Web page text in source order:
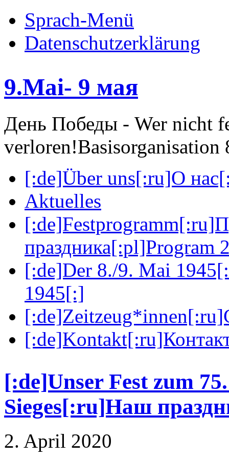
Sprach-Menü
Datenschutzerklärung
9.Mai- 9 мая
День Победы - Wer nicht
verloren!
[:de]Über uns[:ru]О
Aktuelles
праздника[:pl]Program
[:de]Der 8./9. Mai
1945[:]
[:de]Unser Fest zum
Sieges[:ru]Наш
2. April 2020